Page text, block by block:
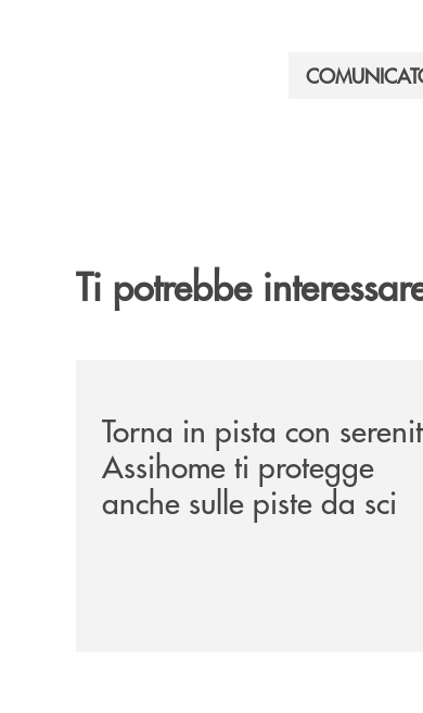
Ti potrebbe
Torna in pista con
Assihome ti protegge
anche sulle piste da sci